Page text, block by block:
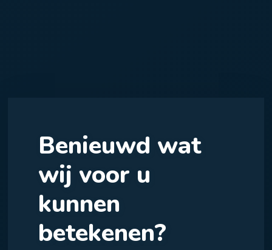
Benieuwd wat
wij voor u
kunnen
betekenen?